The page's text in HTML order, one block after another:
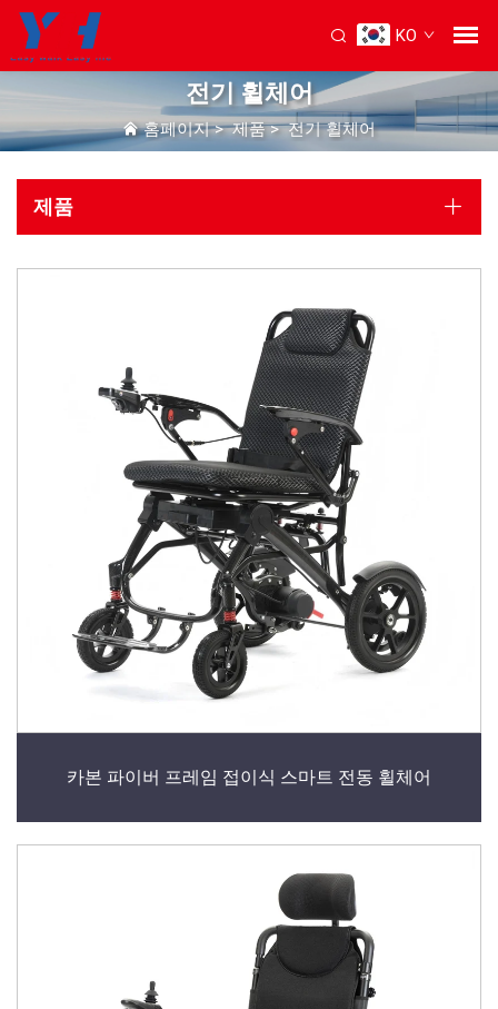
KO
전기 휠체어
홈페이지>제품>전기 휠체어
제품
카본 파이버 프레임 접이식 스마트 전동 휠체어